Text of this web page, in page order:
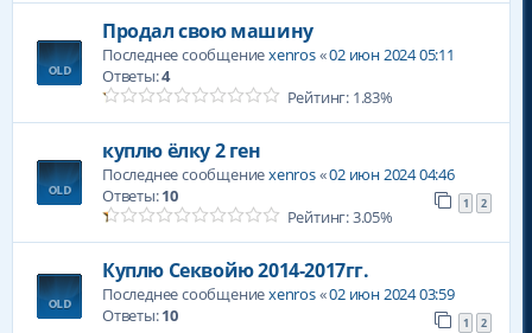
Продал свою машину
Последнее сообщениеxenros«02 июн 2024 05:11
Ответы:4
Рейтинг: 1.83%
куплю ёлку 2 ген
Последнее сообщениеxenros«02 июн 2024 04:46
Ответы:10 1 2
Рейтинг: 3.05%
Куплю Секвойю 2014-2017гг.
Последнее сообщениеxenros«02 июн 2024 03:59
Ответы:10 1 2